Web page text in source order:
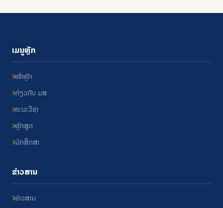
ເມນູຫຼັກ
ໜ້າຫຼັກ
ກ່ຽວກັບ ມສ
ຄະນະວິຊາ
ຫຼັກສູດ
ນັກສຶກສາ
ຂ່າວສານ
ຂ່າວສານ